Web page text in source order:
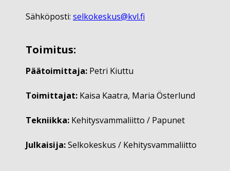
Sähköposti: selkokeskus@kvl.fi
Toimitus:
Päätoimittaja: Petri Kiuttu
Toimittajat: Kaisa Kaatra, Maria Österlund
Tekniikka: Kehitysvammaliitto / Papunet
Julkaisija:Selkokeskus / Kehitysvammaliitto